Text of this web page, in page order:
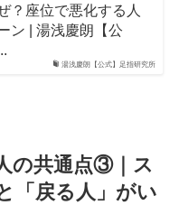
湯浅慶朗【公式】足指研究所
？座位で悪化する人
ン | 湯浅慶朗【公
の共通点③｜ス
「戻る人」がい